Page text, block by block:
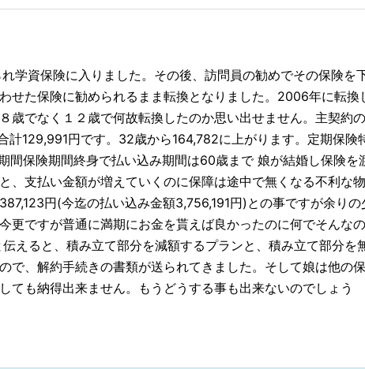
学資保険に入りました。その後、訪問員の勧めでその保険を
せた保険に勧められるまま転換となりました。2006年に転換
歳でなく１２歳で何故転換したのか思い出せません。主契約の
129,991円です。32歳から164,782に上がります。定期保険
保険期間終身で払い込み期間は60歳まで 娘が結婚し保険を
、支払い金額が増えていくのに保障は途中で無くなる不利な物
円(今迄の払い込み金額3,756,191円)との事ですが余りの
更ですが普通に満期にお金を貰えば良かったのに何でそんなの
えると、積み立て部分を減額するプランと、積み立て部分を
で、解約手続きの書類が送られてきました。そして娘は他の保
も納得出来ません。もうどうする事も出来ないのでしょう